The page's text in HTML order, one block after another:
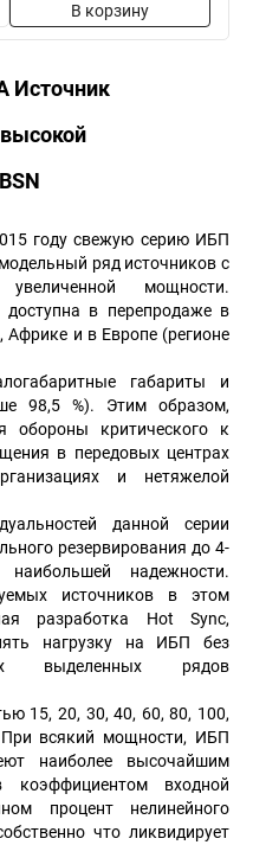
В корзину
Источник
году свежую серию ИБП
ряд источников с
мощности.
доступна в перепродаже в
Африке и в Европе (регионе
габариты и
98,5 %). Этим образом,
обороны критического к
в передовых центрах
и нетяжелой
данной серии
резервирования до 4-
надежности.
источников в этом
разработка Hot Sync,
нагрузку на ИБП без
выделенных рядов
15, 20, 30, 40, 60, 80, 100,
всякий мощности, ИБП
наиболее высочайшим
коэффициентом входной
процент нелинейного
что ликвидирует